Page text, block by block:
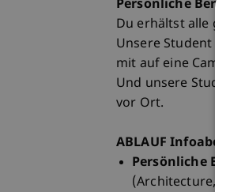
Persönliche
Du erhältst alle
Unsere Student
mit auf eine Campus
Und unsere
vor Ort.
ABLAUF Infoabend
Persönliche
(Architecture,